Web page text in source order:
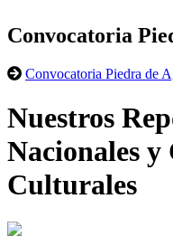
Convocatoria
Convocatoria Piedra de
Nuestros
Nacionales y
Culturales